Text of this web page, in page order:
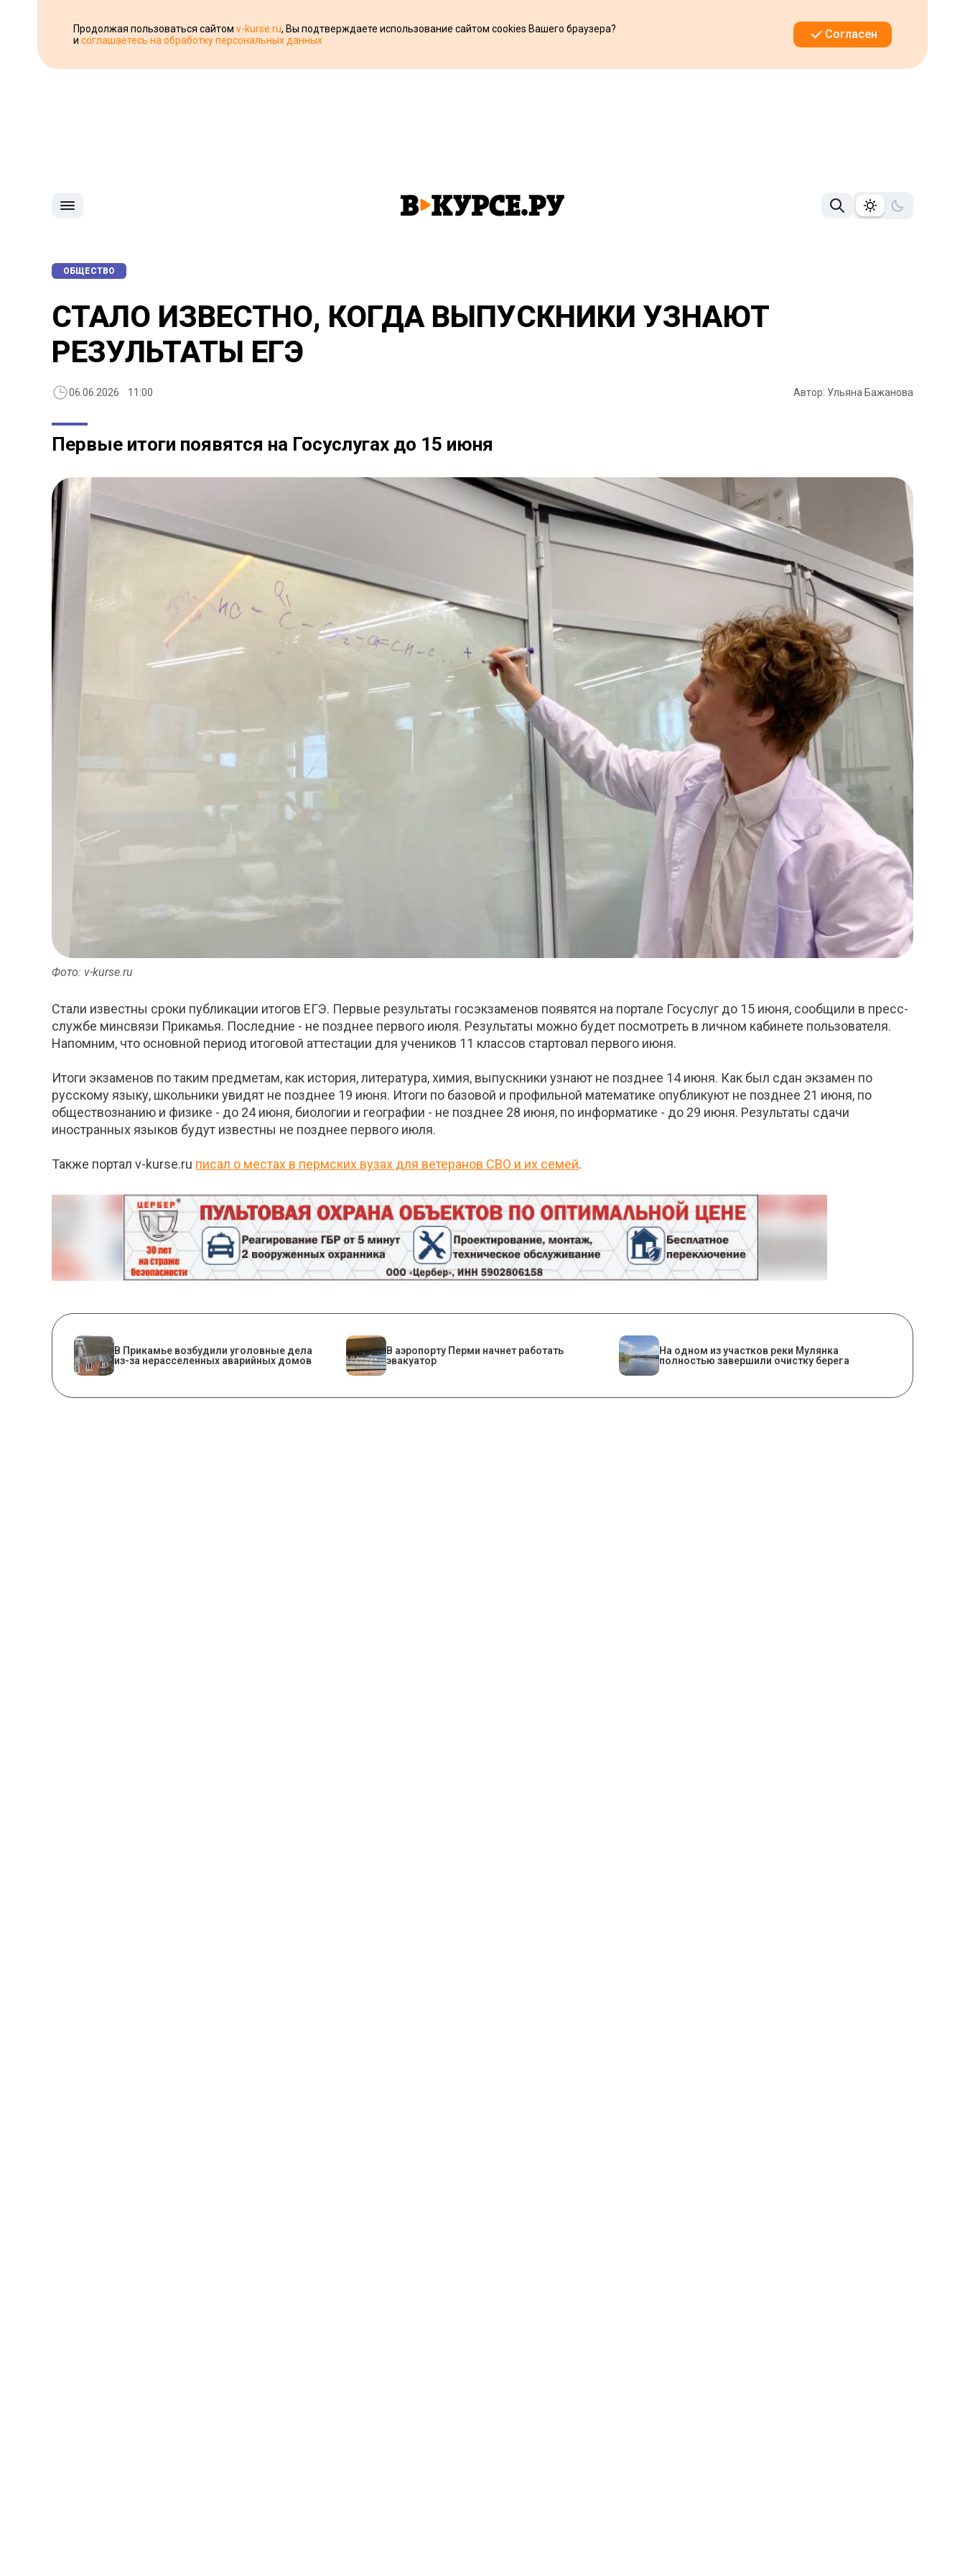
Продолжая пользоваться сайтом v-kurse.ru, Вы подтверждаете использование сайтом cookies Вашего браузера?
и соглашаетесь на обработку персональных данных Согласен
ОБЩЕСТВО
СТАЛО ИЗВЕСТНО, КОГДА ВЫПУСКНИКИ УЗНАЮТ
РЕЗУЛЬТАТЫ ЕГЭ
06.06.2026 11:00 Автор: Ульяна Бажанова
Первые итоги появятся на Госуслугах до 15 июня
Фото: v-kurse.ru
Стали известны сроки публикации итогов ЕГЭ. Первые результаты госэкзаменов появятся на портале Госуслуг до 15 июня, сообщили в пресс-
службе минсвязи Прикамья. Последние - не позднее первого июля. Результаты можно будет посмотреть в личном кабинете пользователя.
Напомним, что основной период итоговой аттестации для учеников 11 классов стартовал первого июня.
Итоги экзаменов по таким предметам, как история, литература, химия, выпускники узнают не позднее 14 июня. Как был сдан экзамен по
русскому языку, школьники увидят не позднее 19 июня. Итоги по базовой и профильной математике опубликуют не позднее 21 июня, по
обществознанию и физике - до 24 июня, биологии и географии - не позднее 28 июня, по информатике - до 29 июня. Результаты сдачи
иностранных языков будут известны не позднее первого июля.
Также портал v-kurse.ru писал о местах в пермских вузах для ветеранов СВО и их семей.
В Прикамье возбудили уголовные дела
из-за нерасселенных аварийных домов
В аэропорту Перми начнет работать
эвакуатор
На одном из участков реки Мулянка
полностью завершили очистку берега